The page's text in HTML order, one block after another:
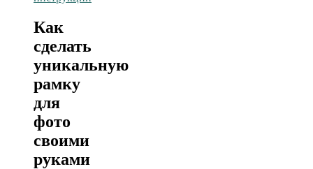
Как
сделать
уникальную
рамку
для
фото
своими
руками